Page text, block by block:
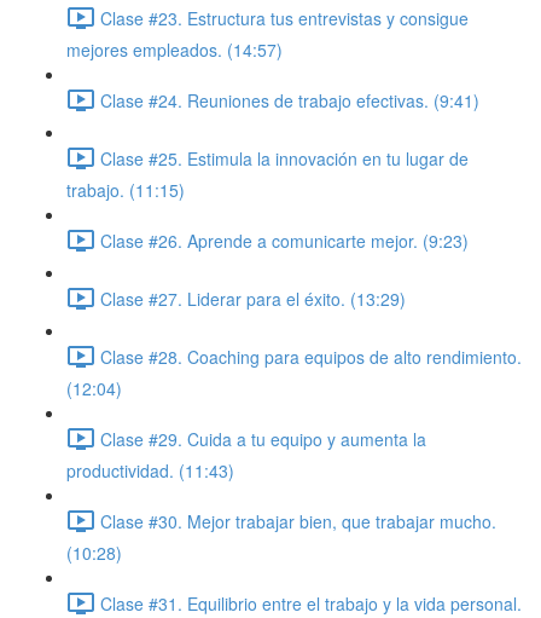
Clase #23. Estructura tus entrevistas y consigue
mejores empleados. (14:57)
Clase #24. Reuniones de trabajo efectivas. (9:41)
Clase #25. Estimula la innovación en tu lugar de
trabajo. (11:15)
Clase #26. Aprende a comunicarte mejor. (9:23)
Clase #27. Liderar para el éxito. (13:29)
Clase #28. Coaching para equipos de alto rendimiento.
(12:04)
Clase #29. Cuida a tu equipo y aumenta la
productividad. (11:43)
Clase #30. Mejor trabajar bien, que trabajar mucho.
(10:28)
Clase #31. Equilibrio entre el trabajo y la vida personal.